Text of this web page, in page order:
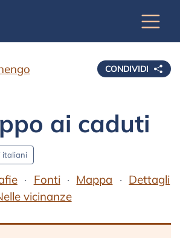
CONDIVIDI
ai caduti
italiani
Fonti Mappa
Dettagli
vicinanze